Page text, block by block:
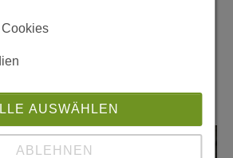
an der Partnerschule und in
war Nora Heiting besonders
habe ich eine derart herzliche
europäischen Land erfahren. Das
erfahren“.
AUSWÄHLEN
ABLEHNEN